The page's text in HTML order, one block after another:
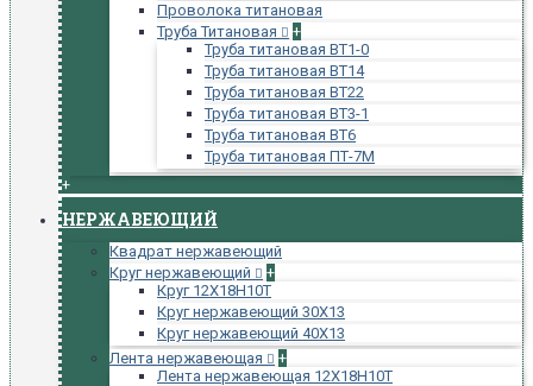
Проволока титановая
Труба Титановая
+
Труба титановая ВТ1-0
Труба титановая ВТ14
Труба титановая ВТ22
Труба титановая ВТ3-1
Труба титановая ВТ6
Труба титановая ПТ-7М
+
НЕРЖАВЕЮЩИЙ
Квадрат нержавеющий
Круг нержавеющий
+
Круг 12Х18Н10Т
Круг нержавеющий 30Х13
Круг нержавеющий 40Х13
Лента нержавеющая
+
Лента нержавеющая 12Х18Н10Т